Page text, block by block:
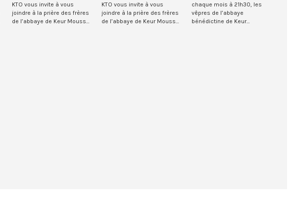
KTO vous invite à vous
joindre à la prière des frères
de l’abbaye de Keur Moussa
KTO vous invite à vous
joindre à la prière des frères
de l’abbaye de Keur Moussa
chaque mois à 21h30, les
vêpres de l’abbaye
bénédictine de Keur